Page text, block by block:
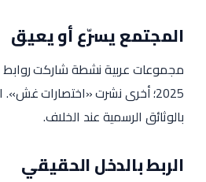
المجتمع يسرّع أو يعيق
مجموعات عربية نشطة شاركت
2025؛ أخرى نشرت «اختصارات
بالوثائق الرسمية عند الخلاف.
الربط بالدخل الحقيقي